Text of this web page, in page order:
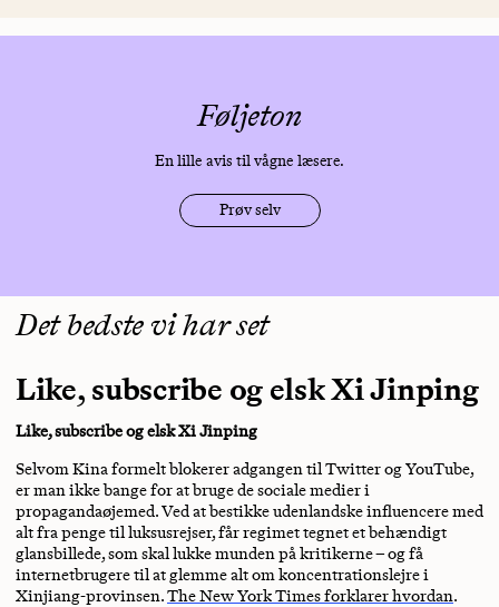
Føljeton
En lille avis til vågne læsere.
Prøv selv
Det bedste vi har set
Like, subscribe og elsk Xi Jinping
Like, subscribe og elsk Xi Jinping
Selvom Kina formelt blokerer adgangen til Twitter og YouTube,
er man ikke bange for at bruge de sociale medier i
propagandaøjemed. Ved at bestikke udenlandske influencere med
alt fra penge til luksusrejser, får regimet tegnet et behændigt
glansbillede, som skal lukke munden på kritikerne – og få
internetbrugere til at glemme alt om koncentrationslejre i
Xinjiang-provinsen.The New York Times forklarer hvordan.